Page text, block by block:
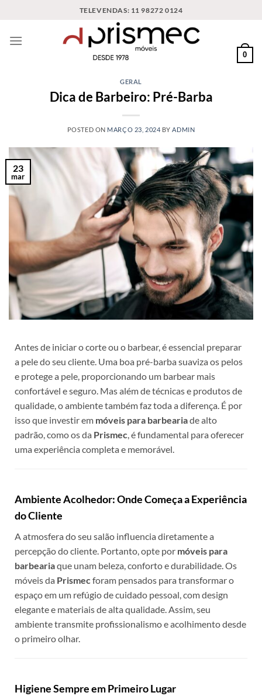
TELEVENDAS: 11 98272 0124
0
GERAL
Dica de Barbeiro: Pré-Barba
POSTED ON MARÇO 23, 2024 BY ADMIN
23
mar
Antes de iniciar o corte ou o barbear, é essencial preparar
a pele do seu cliente. Uma boa pré-barba suaviza os pelos
e protege a pele, proporcionando um barbear mais
confortável e seguro. Mas além de técnicas e produtos de
qualidade, o ambiente também faz toda a diferença. É por
isso que investir em móveis para barbeariade alto
padrão, como os da Prismec, é fundamental para oferecer
uma experiência completa e memorável.
Ambiente Acolhedor: Onde Começa a Experiência
do Cliente
A atmosfera do seu salão influencia diretamente a
percepção do cliente. Portanto, opte por móveis para
barbeariaque unam beleza, conforto e durabilidade. Os
móveis da Prismecforam pensados para transformar o
espaço em um refúgio de cuidado pessoal, com design
elegante e materiais de alta qualidade. Assim, seu
ambiente transmite profissionalismo e acolhimento desde
o primeiro olhar.
Higiene Sempre em Primeiro Lugar